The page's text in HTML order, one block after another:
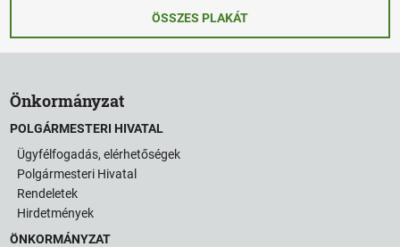
ÖSSZES PLAKÁT
Önkormányzat
POLGÁRMESTERI HIVATAL
Ügyfélfogadás, elérhetőségek
Polgármesteri Hivatal
Rendeletek
Hirdetmények
ÖNKORMÁNYZAT